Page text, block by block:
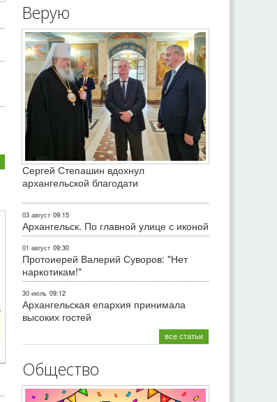
Верую
Сергей Степашин вдохнул
архангельской благодати
03 август 09:15
Архангельск. По главной улице с иконой
01 август 09:30
Протоиерей Валерий Суворов: "Нет
наркотикам!"
30 июль 09:12
Архангельская епархия принимала
высоких гостей
все статьи
Общество